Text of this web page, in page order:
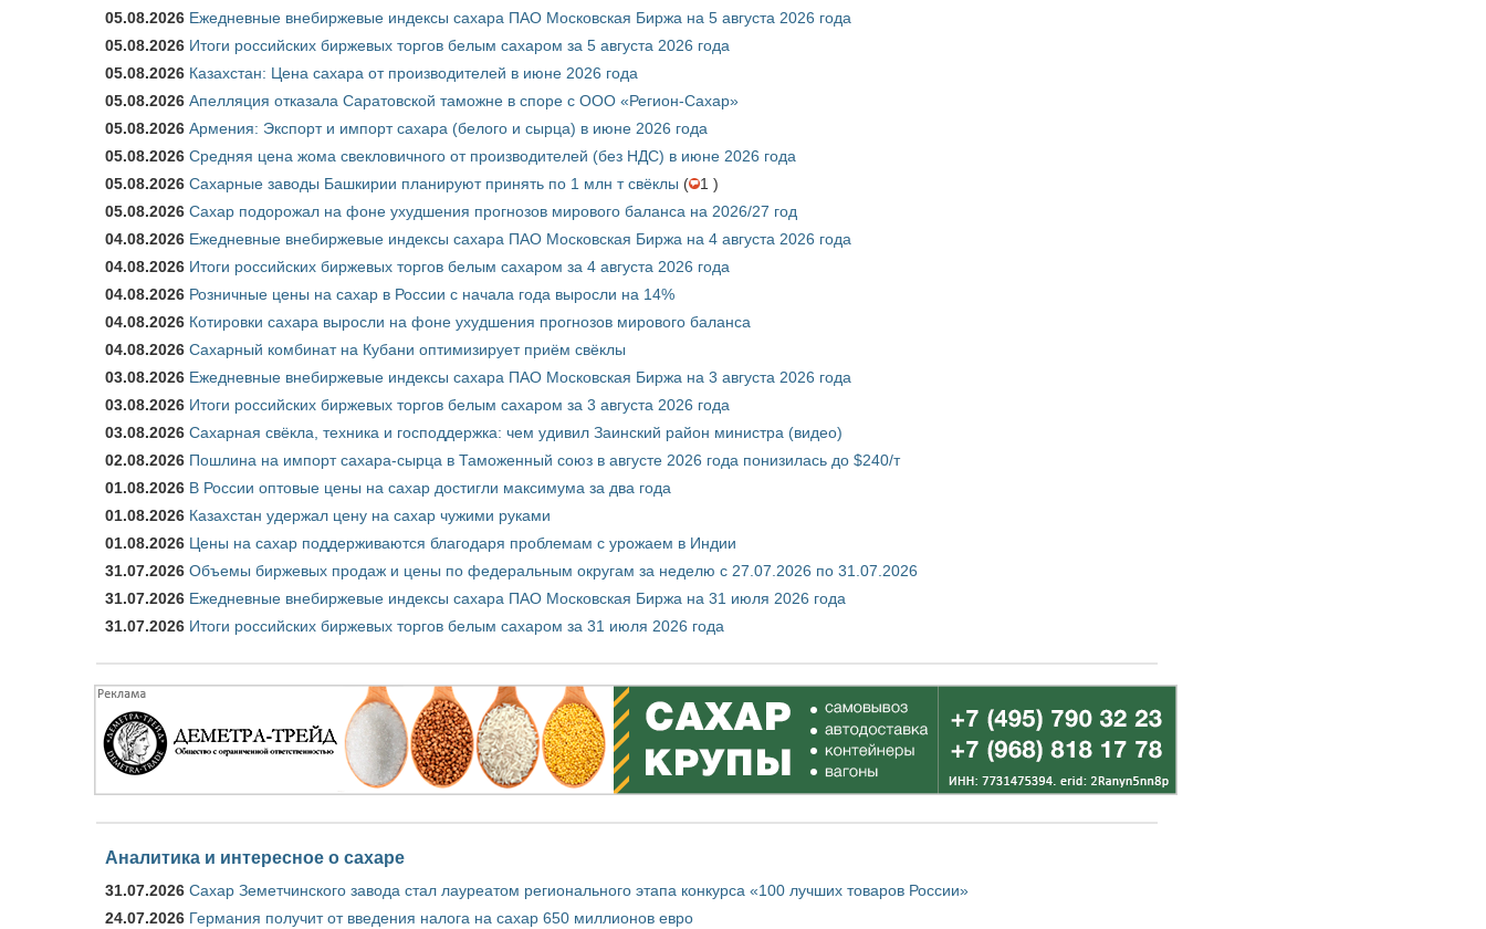
05.08.2026 Ежедневные внебиржевые индексы сахара ПАО Московская Биржа на 5 августа 2026 года
05.08.2026 Итоги российских биржевых торгов белым сахаром за 5 августа 2026 года
05.08.2026 Казахстан: Цена сахара от производителей в июне 2026 года
05.08.2026 Апелляция отказала Саратовской таможне в споре с ООО «Регион-Сахар»
05.08.2026 Армения: Экспорт и импорт сахара (белого и сырца) в июне 2026 года
05.08.2026 Средняя цена жома свекловичного от производителей (без НДС) в июне 2026 года
05.08.2026 Сахарные заводы Башкирии планируют принять по 1 млн т свёклы (
1 )
05.08.2026 Сахар подорожал на фоне ухудшения прогнозов мирового баланса на 2026/27 год
04.08.2026 Ежедневные внебиржевые индексы сахара ПАО Московская Биржа на 4 августа 2026 года
04.08.2026 Итоги российских биржевых торгов белым сахаром за 4 августа 2026 года
04.08.2026 Розничные цены на сахар в России с начала года выросли на 14%
04.08.2026 Котировки сахара выросли на фоне ухудшения прогнозов мирового баланса
04.08.2026 Сахарный комбинат на Кубани оптимизирует приём свёклы
03.08.2026 Ежедневные внебиржевые индексы сахара ПАО Московская Биржа на 3 августа 2026 года
03.08.2026 Итоги российских биржевых торгов белым сахаром за 3 августа 2026 года
03.08.2026 Сахарная свёкла, техника и господдержка: чем удивил Заинский район министра (видео)
02.08.2026 Пошлина на импорт сахара-сырца в Таможенный союз в августе 2026 года понизилась до $240/т
01.08.2026 В России оптовые цены на сахар достигли максимума за два года
01.08.2026 Казахстан удержал цену на сахар чужими руками
01.08.2026 Цены на сахар поддерживаются благодаря проблемам с урожаем в Индии
31.07.2026 Объемы биржевых продаж и цены по федеральным округам за неделю с 27.07.2026 по 31.07.2026
31.07.2026 Ежедневные внебиржевые индексы сахара ПАО Московская Биржа на 31 июля 2026 года
31.07.2026 Итоги российских биржевых торгов белым сахаром за 31 июля 2026 года
Аналитика и интересное о сахаре
31.07.2026 Сахар Земетчинского завода стал лауреатом регионального этапа конкурса «100 лучших товаров России»
24.07.2026 Германия получит от введения налога на сахар 650 миллионов евро